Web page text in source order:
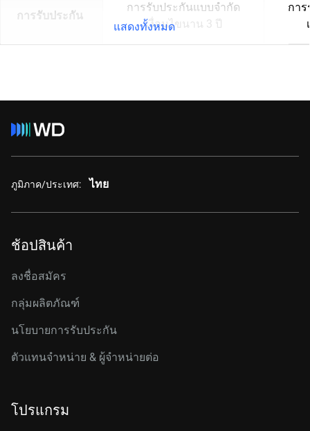
การรับประกัน
การรับประกันแบบจำกัด
เงื่อนไขนาน 3 ปี
กา
แสดงทั้งหมด
ภูมิภาค/ประเทศ: ไทย
ช้อปสินค้า
ลงชื่อสมัคร
กลุ่มผลิตภัณฑ์
นโยบายการรับประกัน
ตัวแทนจำหน่าย & ผู้จำหน่ายต่อ
โปรแกรม